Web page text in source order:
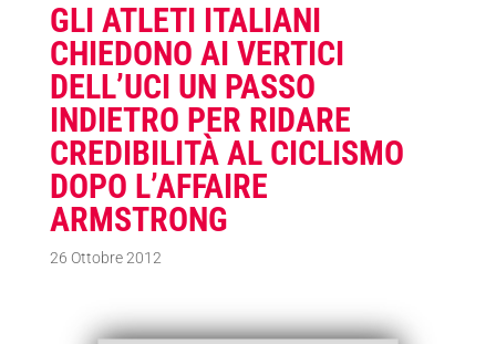
GLI ATLETI ITALIANI
CHIEDONO AI VERTICI
DELL’UCI UN PASSO
INDIETRO PER RIDARE
CREDIBILITÀ AL CICLISMO
DOPO L’AFFAIRE
ARMSTRONG
26 Ottobre 2012